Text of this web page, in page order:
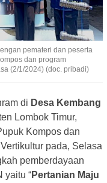
pemateri dan peserta
dan program
(2/1/2024) (doc. pribadi)
di Desa Kembang
Lombok Timur,
Kompos dan
pada, Selasa
pemberdayaan
yaitu “Pertanian Maju